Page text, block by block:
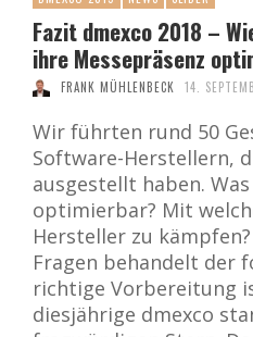
Fazit dmexco 2018 –
ihre Messepräsenz
FRANK MÜHLENBECK 14.
Wir führten rund 50
Software-Herstellern,
ausgestellt haben.
optimierbar? Mit
Hersteller zu
Fragen behandelt der
richtige Vorbereitung
diesjährige dmexco